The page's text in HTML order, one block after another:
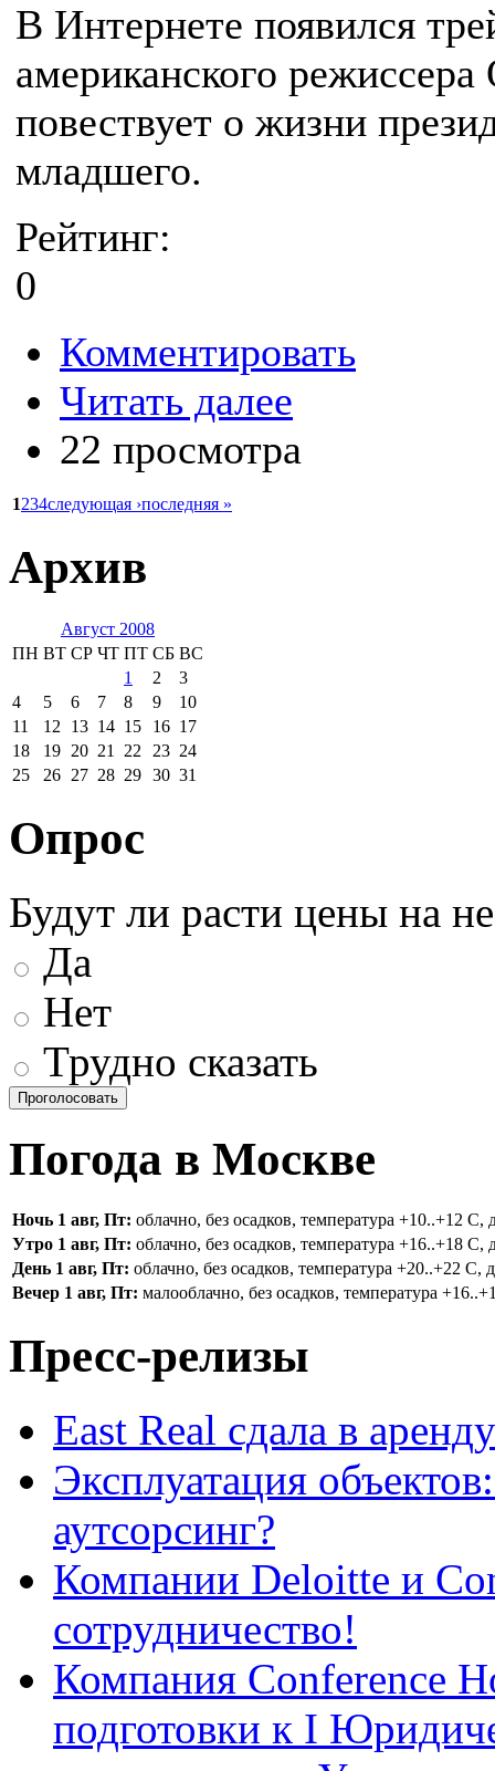
В Интернете появился
американского
повествует о жизни
младшего.
Рейтинг:
0
Комментировать
Читать далее
22 просмотра
1234следующая ›последняя »
Архив
Август 2008
ПН ВТ СР ЧТ ПТ СБ ВС
1
2
3
4
5 6 7 8 9
10
11
12 13 14 15 16 17
18
19 20 21 22 23 24
25
26 27 28 29 30 31
Опрос
Будут ли расти цены на
Да
Нет
Трудно сказать
Погода в Москве
Ночь 1 авг, Пт: облачно, без осадков, температура +10..+12
Утро 1 авг, Пт: облачно, без осадков, температура +16..+18
День 1 авг, Пт: облачно, без осадков, температура +20..+22
Вечер 1 авг, Пт: малооблачно, без осадков, температура
Пресс-релизы
East Real сдала в
Эксплуатация
аутсорсинг?
Компании Deloitte и
сотрудничество!
Компания Conference
подготовки к І